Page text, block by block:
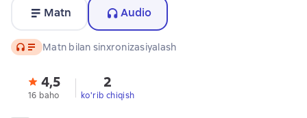
Matn Audio
Audio Matn bilan sinxronizasiyalash
4,5
16 baho
2
ko'rib chiqish